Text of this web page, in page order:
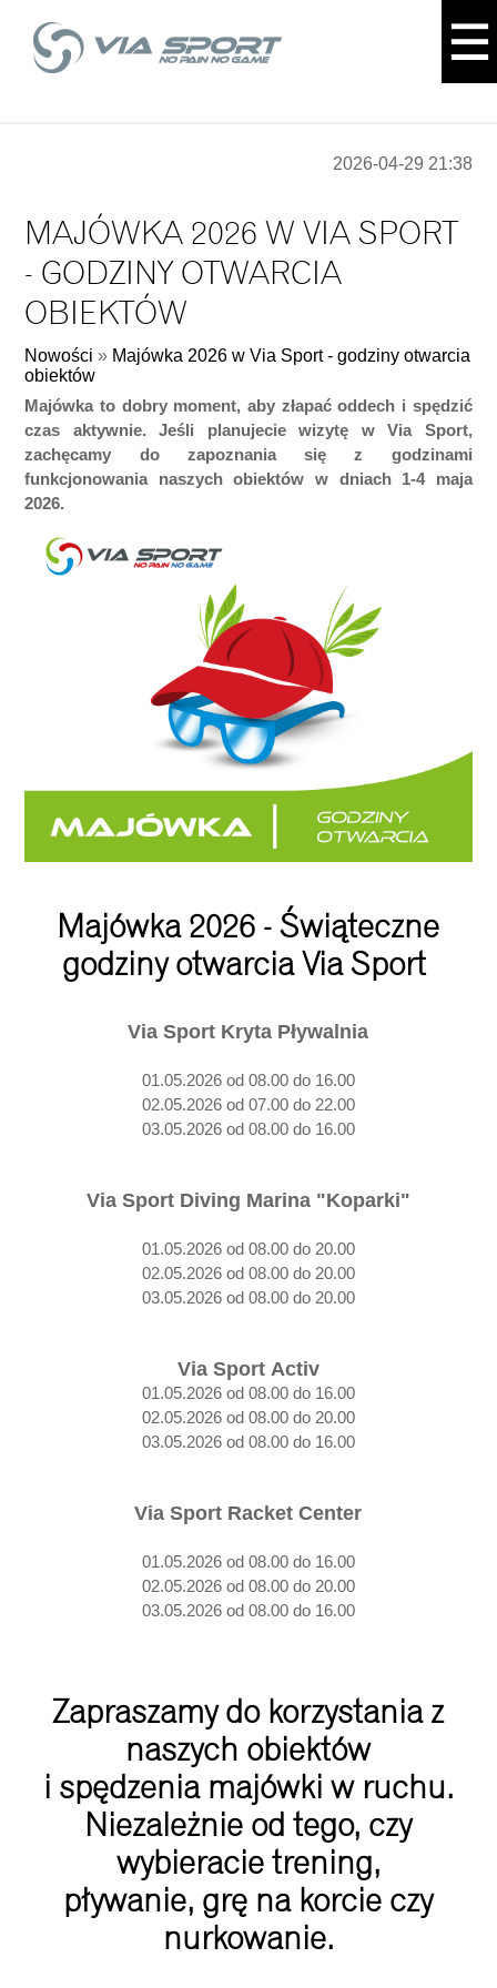
MAJÓWKA 2026 W VIA SPORT
- GODZINY OTWARCIA
OBIEKTÓW
Nowości » Majówka 2026 w Via Sport - godziny otwarcia
obiektów
2026-04-29 21:38
Majówka to dobry moment, aby złapać oddech i spędzić
czas aktywnie. Jeśli planujecie wizytę w Via Sport,
zachęcamy do zapoznania się z godzinami
funkcjonowania naszych obiektów w dniach 1-4 maja
2026.
Majówka 2026 - Świąteczne
godziny otwarcia Via Sport
Via Sport Kryta Pływalnia
01.05.2026 od 08.00 do 16.00
02.05.2026 od 07.00 do 22.00
03.05.2026 od 08.00 do 16.00
Via Sport Diving Marina "Koparki"
01.05.2026 od 08.00 do 20.00
02.05.2026 od 08.00 do 20.00
03.05.2026 od 08.00 do 20.00
Via Sport Activ
01.05.2026 od 08.00 do 16.00
02.05.2026 od 08.00 do 20.00
03.05.2026 od 08.00 do 16.00
Via Sport Racket Center
01.05.2026 od 08.00 do 16.00
02.05.2026 od 08.00 do 20.00
03.05.2026 od 08.00 do 16.00
Zapraszamy do korzystania z
naszych obiektów
i spędzenia majówki w ruchu.
Niezależnie od tego, czy
wybieracie trening,
pływanie, grę na korcie czy
nurkowanie.